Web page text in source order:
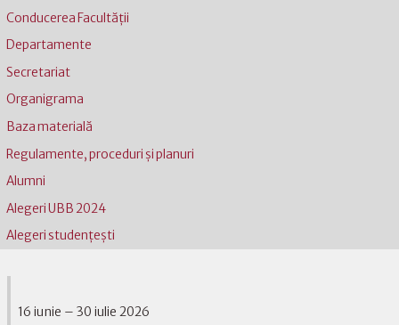
Conducerea Facultății
Departamente
Secretariat
Organigrama
Baza materială
Regulamente, proceduri și planuri
Alumni
Alegeri UBB 2024
Alegeri studențești
16 iunie – 30 iulie 2026